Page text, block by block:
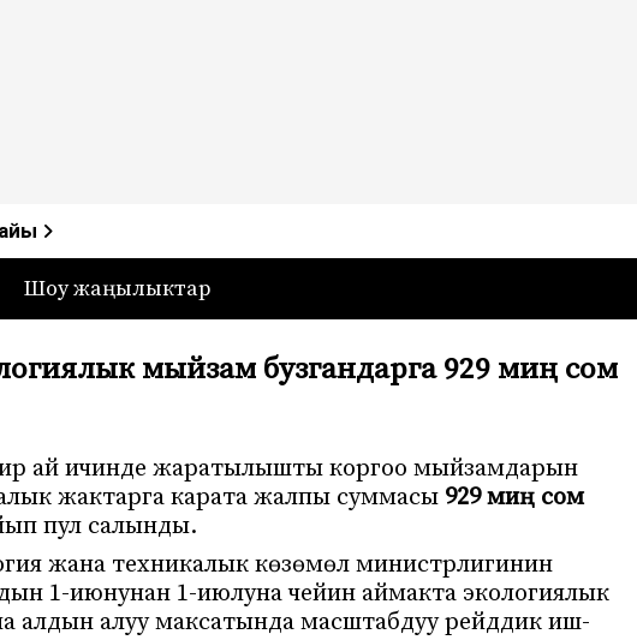
— Кыргызстан
Шоу жаңылыктар
мыйзам бузгандарга 929 миң сом
ай ичинде жаратылышты коргоо мыйзамдарын
жактарга карата жалпы суммасы 929 миң сом
пул салынды.
жана техникалык көзөмөл министрлигинин
1-июнунан 1-июлуна чейин аймакта экологиялык
алдын алуу максатында масштабдуу рейддик иш-